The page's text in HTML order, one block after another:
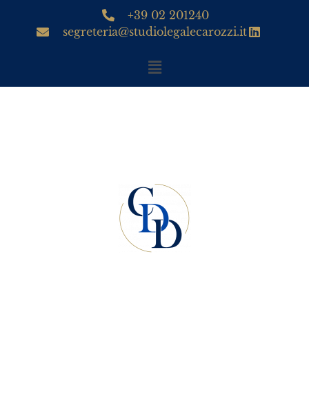
+39 02 201240
segreteria@studiolegalecarozzi.it